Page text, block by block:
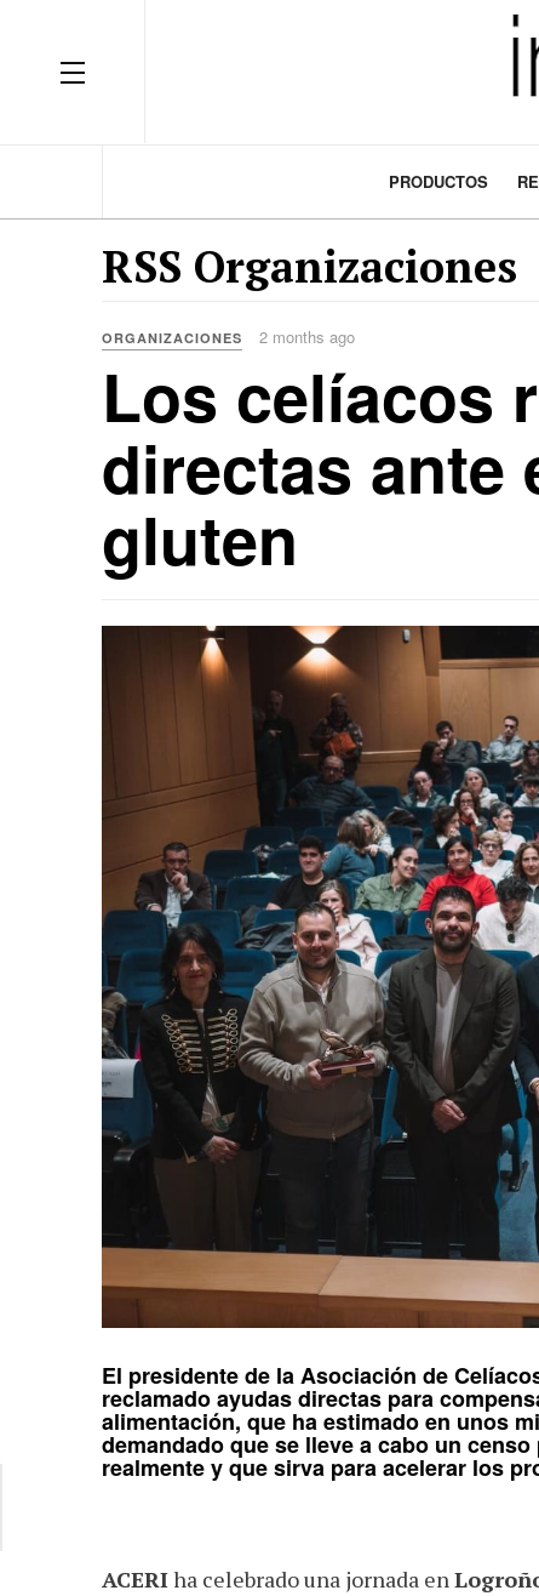
OFF CANVAS
PRODUCTOS
RSS Organizaciones
ORGANIZACIONES 2 months ago
Los celíacos
directas ante
gluten
El presidente de laAsociación de
reclamado ayudas directas para
alimentación, que ha estimado en unos
demandado que se lleve a cabo un
realmente y que sirva para acelerar los
ACERIha celebrado una jornada en